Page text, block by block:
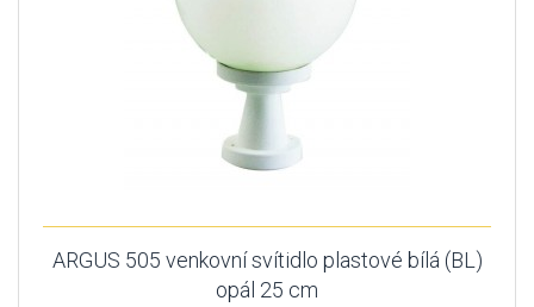
ARGUS 505 venkovní svítidlo plastové bílá (BL)
opál 25 cm